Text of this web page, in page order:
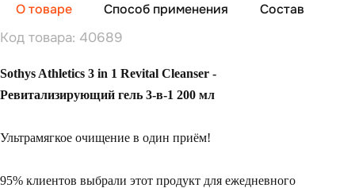
О товаре Способ применения Состав
Код товара: 40689
Sothys Athletics 3 in 1 Revital Cleanser -
Ревитализирующий гель 3-в-1 200 мл
Ультрамягкое очищение в один приём!
95% клиентов выбрали этот продукт для ежедневного